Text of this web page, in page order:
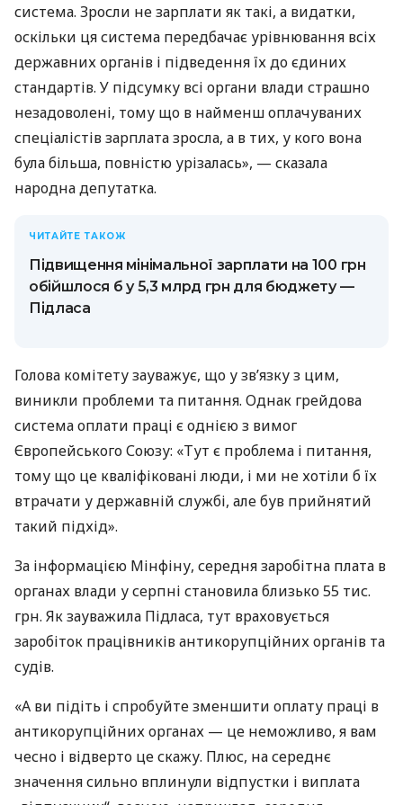
система. Зросли не зарплати як такі, а видатки,
оскільки ця система передбачає урівнювання всіх
державних органів і підведення їх до єдиних
стандартів. У підсумку всі органи влади страшно
незадоволені, тому що в найменш оплачуваних
спеціалістів зарплата зросла, а в тих, у кого вона
була більша, повністю урізалась», — сказала
народна депутатка.
ЧИТАЙТЕ ТАКОЖ
Підвищення мінімальної зарплати на 100 грн
обійшлося б у 5,3 млрд грн для бюджету —
Підласа
Голова комітету зауважує, що у зв’язку з цим,
виникли проблеми та питання. Однак грейдова
система оплати праці є однією з вимог
Європейського Союзу: «Тут є проблема і питання,
тому що це кваліфіковані люди, і ми не хотіли б їх
втрачати у державній службі, але був прийнятий
такий підхід».
За інформацією Мінфіну, середня заробітна плата в
органах влади у серпні становила близько 55 тис.
грн. Як зауважила Підласа, тут враховується
заробіток працівників антикорупційних органів та
судів.
«А ви підіть і спробуйте зменшити оплату праці в
антикорупційних органах — це неможливо, я вам
чесно і відверто це скажу. Плюс, на середнє
значення сильно вплинули відпустки і виплата